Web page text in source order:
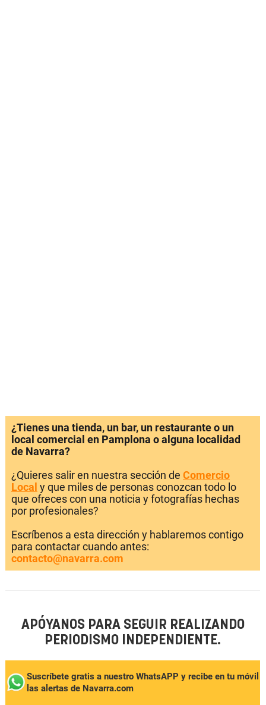
¿Tienes una tienda, un bar, un restaurante o un
local comercial en Pamplona o alguna localidad
de Navarra?
¿Quieres salir en nuestra sección de Comercio
Local y que miles de personas conozcan todo lo
que ofreces con una noticia y fotografías hechas
por profesionales?
Escríbenos a esta dirección y hablaremos contigo
para contactar cuando antes:
contacto@navarra.com
APÓYANOS PARA SEGUIR REALIZANDO
PERIODISMO INDEPENDIENTE.
Suscríbete gratis a nuestro WhatsAPP y recibe en tu móvil
las alertas de Navarra.com